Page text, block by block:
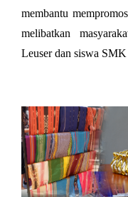
membantu
melibatkan
Leuser dan siswa